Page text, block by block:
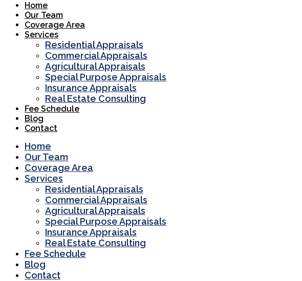
Home
Our Team
Coverage Area
Services
Residential Appraisals
Commercial Appraisals
Agricultural Appraisals
Special Purpose Appraisals
Insurance Appraisals
Real Estate Consulting
Fee Schedule
Blog
Contact
Home
Our Team
Coverage Area
Services
Residential Appraisals
Commercial Appraisals
Agricultural Appraisals
Special Purpose Appraisals
Insurance Appraisals
Real Estate Consulting
Fee Schedule
Blog
Contact